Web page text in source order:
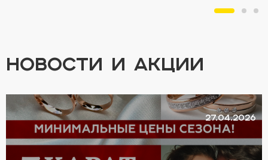
НОВОСТИ И АКЦИИ
27.04.2026